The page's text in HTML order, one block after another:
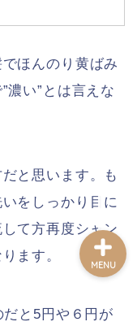
ほんのり黄ばみ
濃い”とは言えな
と思います。も
をしっかり目に
て方再度シャン
ます。
と5円や６円が
MENU
記事一覧